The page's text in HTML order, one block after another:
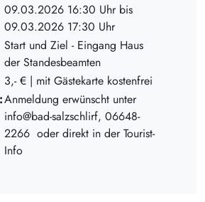
09.03.2026 16:30 Uhr bis
09.03.2026 17:30 Uhr
Start und Ziel - Eingang Haus
der Standesbeamten
3,- € | mit Gästekarte kostenfrei
Anmeldung erwünscht unter
info@bad-salzschlirf, 06648-
2266 oder direkt in der Tourist-
Info